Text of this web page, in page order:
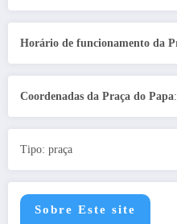
Horário de funcionamento da
Coordenadas da Praça do Papa
Tipo: praça
Sobre Este site